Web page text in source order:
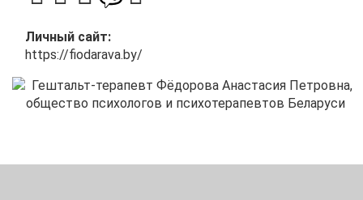
Личный сайт:
https://fiodarava.by/